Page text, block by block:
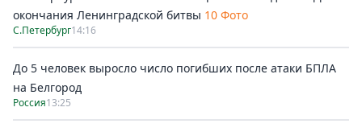
окончания Ленинградской битвы 10 Фото
С.Петербург14:16
До 5 человек выросло число погибших после атаки БПЛА
на Белгород
Россия13:25